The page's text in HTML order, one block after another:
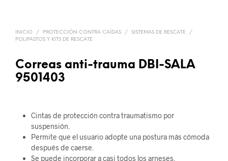
INICIO / PROTECCIÓN CONTRA CAÍDAS / SISTEMAS DE RESCATE
/
POLIPASTOS Y KITS DE RESCATE
Correas anti-trauma DBI-SALA
9501403
Cintas de protección contra traumatismo por
suspensión.
Permite que el usuario adopte una postura más cómoda
después de caerse.
Se puede incorporar a casi todos los arneses.